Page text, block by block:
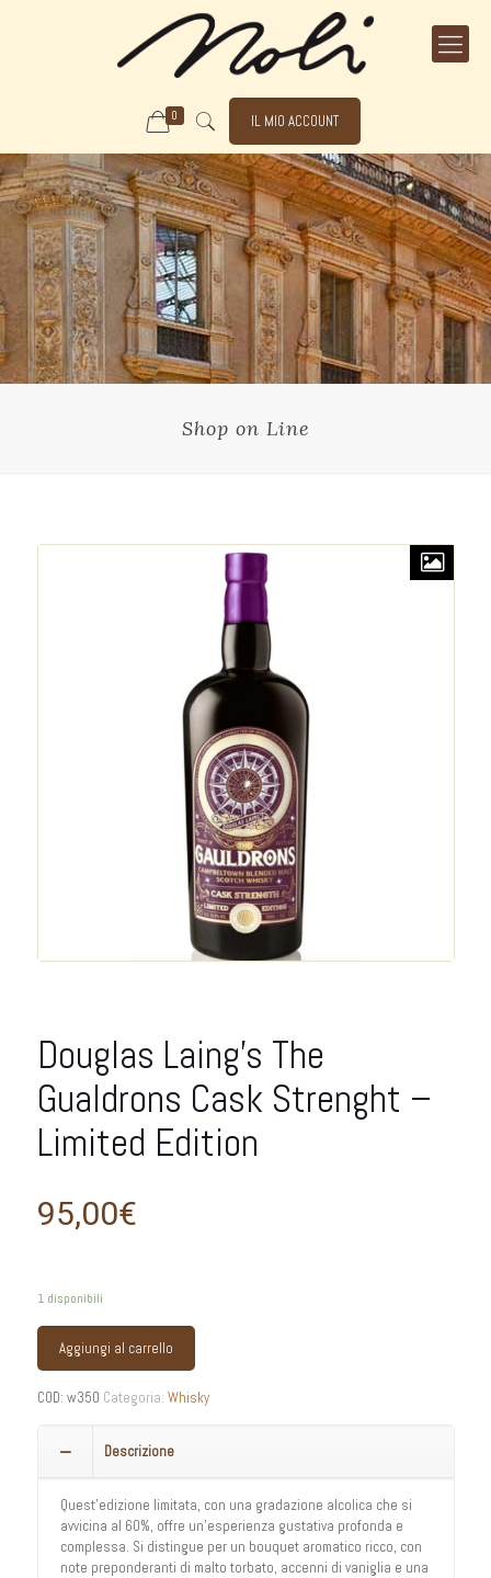
0 IL MIO ACCOUNT
Shop on Line
Douglas Laing’s The
Gualdrons Cask Strenght –
Limited Edition
95,00€
1 disponibili
Aggiungi al carrello
COD: w350 Categoria: Whisky
Descrizione
Quest’edizione limitata, con una gradazione alcolica che si
avvicina al 60%, offre un’esperienza gustativa profonda e
complessa. Si distingue per un bouquet aromatico ricco, con
note preponderanti di malto torbato, accenni di vaniglia e una